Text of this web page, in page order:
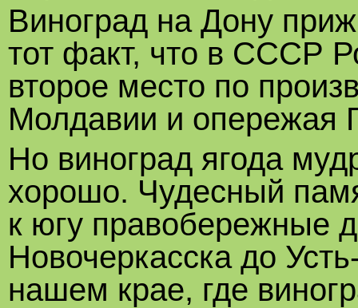
Виноград на Дону
тот факт, что в СССР
второе место по
Молдавии и опережая
Но виноград ягода
хорошо. Чудесный
к югу правобережные
Новочеркасска до
нашем крае, где